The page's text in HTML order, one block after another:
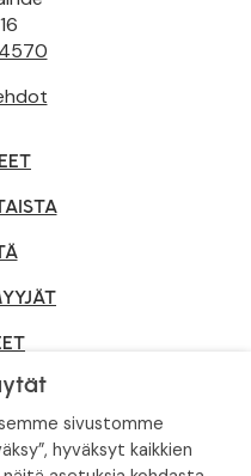
sivustomme
hyväksyt kaikkien